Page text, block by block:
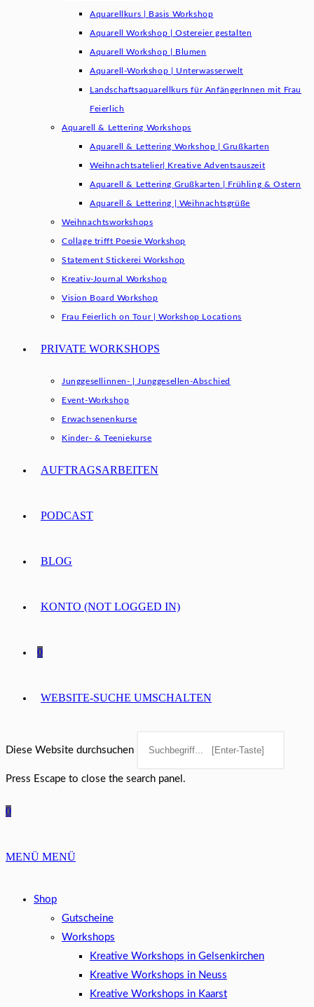
Aquarellkurs | Basis Workshop
Aquarell Workshop | Ostereier gestalten
Aquarell Workshop | Blumen
Aquarell-Workshop | Unterwasserwelt
Landschaftsaquarellkurs für AnfängerInnen mit Frau
Feierlich
Aquarell & Lettering Workshops
Aquarell & Lettering Workshop | Grußkarten
Weihnachtsatelier| Kreative Adventsauszeit
Aquarell & Lettering Grußkarten | Frühling & Ostern
Aquarell & Lettering | Weihnachtsgrüße​
Weihnachtsworkshops
Collage trifft Poesie Workshop
Statement Stickerei Workshop
Kreativ-Journal Workshop
Vision Board Workshop
Frau Feierlich on Tour | Workshop Locations
PRIVATE WORKSHOPS
Junggesellinnen- | Junggesellen-Abschied
Event-Workshop
Erwachsenenkurse
Kinder- & Teeniekurse
AUFTRAGSARBEITEN
PODCAST
BLOG
KONTO (NOT LOGGED IN)
0
WEBSITE-SUCHE UMSCHALTEN
Diese Website durchsuchen
Press Escape to close the search panel.
0
MENÜ MENÜ
Shop
Gutscheine
Workshops
Kreative Workshops in Gelsenkirchen
Kreative Workshops in Neuss
Kreative Workshops in Kaarst